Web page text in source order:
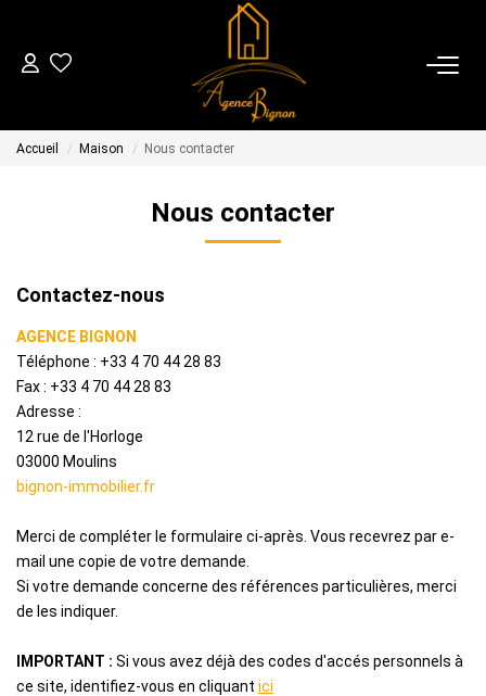
04 70 44 28 83
LOCATIONS
ESTIMATION
CONTACT
Accueil Maison Nous contacter
Nous contacter
Contactez-nous
AGENCE BIGNON
Téléphone : +33 4 70 44 28 83
Fax : +33 4 70 44 28 83
Adresse :
12 rue de l'Horloge
03000 Moulins
bignon-immobilier.fr
Merci de compléter le formulaire ci-après. Vous recevrez par e-
mail une copie de votre demande.
Si votre demande concerne des références particulières, merci
de les indiquer.
IMPORTANT : Si vous avez déjà des codes d'accés personnels à
ce site, identifiez-vous en cliquant ici